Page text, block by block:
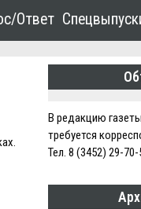
Ответ
В редакцию
требуется
Тел. 8 (3452) 29-70-